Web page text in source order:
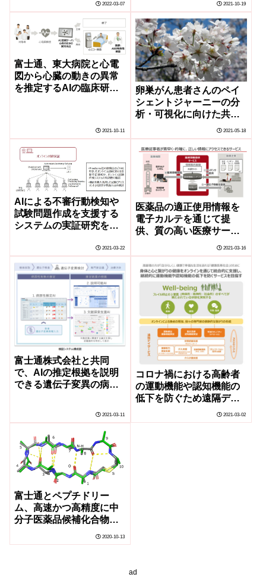
2022-03-07
るシステムを開発
2021-10-19
富士通、東大病院と心電
図から心臓の動きの異常
を推定するAIの臨床研究
2021-10-11
卵巣がん患者さんのペイ
シェントジャーニーの分
析・可視化に向けた共同
2021-05-18
AIによる不審行動検知や
試験問題作成を支援する
システムの実証研究を実
2021-03-22
医薬品の適正使用情報を
電子カルテを通じて提
供、質の高い医療サービ
献
2021-03-16
富士通株式会社と共同
で、AIの推定根拠を説明
できる遺伝子変異の病原
2021-03-11
コロナ禍における高齢者
の運動機能や認知機能の
低下を防ぐため遠隔デイ
サービスを実現するシス
テムの共同研究を開始
2021-03-02
富士通とペプチドリー
ム、高速かつ高精度に中
分子医薬品候補化合物の
2020-10-13
ad